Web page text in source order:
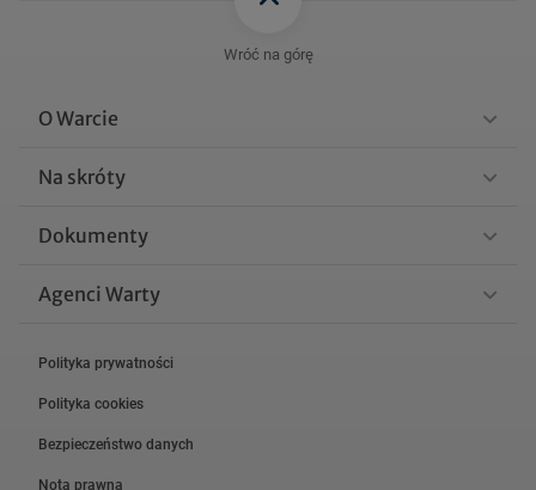
Wróć na górę
O Warcie
Na skróty
Dokumenty
Agenci Warty
Polityka prywatności
Polityka cookies
Bezpieczeństwo danych
Nota prawna